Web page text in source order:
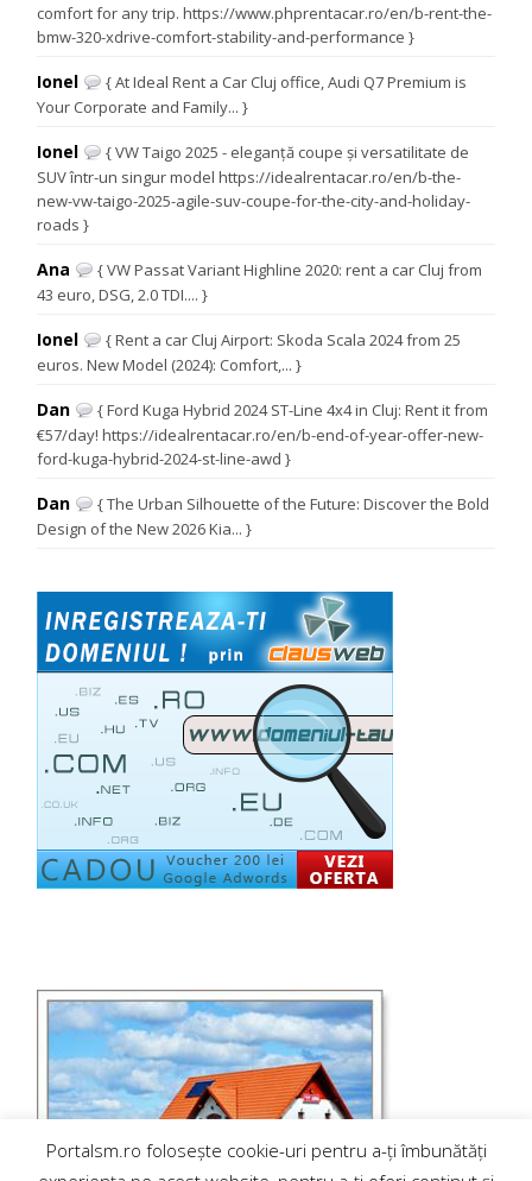
comfort for any trip. https://www.phprentacar.ro/en/b-rent-the-
bmw-320-xdrive-comfort-stability-and-performance }
Ionel
{ At Ideal Rent a Car Cluj office, Audi Q7 Premium is
Your Corporate and Family... }
Ionel
{ VW Taigo 2025 - eleganță coupe și versatilitate de
SUV într-un singur model https://idealrentacar.ro/en/b-the-
new-vw-taigo-2025-agile-suv-coupe-for-the-city-and-holiday-
roads }
Ana
{ VW Passat Variant Highline 2020: rent a car Cluj from
43 euro, DSG, 2.0 TDI.... }
Ionel
{ Rent a car Cluj Airport: Skoda Scala 2024 from 25
euros. New Model (2024): Comfort,... }
Dan
{ Ford Kuga Hybrid 2024 ST-Line 4x4 in Cluj: Rent it from
€57/day! https://idealrentacar.ro/en/b-end-of-year-offer-new-
ford-kuga-hybrid-2024-st-line-awd }
Dan
{ The Urban Silhouette of the Future: Discover the Bold
Design of the New 2026 Kia... }
Portalsm.ro folosește cookie-uri pentru a-ți îmbunătăți